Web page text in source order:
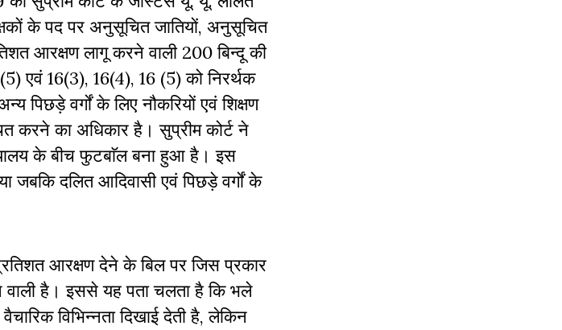
के पद पर अनुसूचित जातियों, अनुसूचित
आरक्षण लागू करने वाली200बिन्दू की
एवं 16(3), 16(4), 16 (5)को निरर्थक
पिछड़े वर्गों के लिए नौकरियों एवं शिक्षण
करने का अधिकार है। सुप्रीम कोर्ट ने
के बीच फुटबाॅल बना हुआ है। इस
जबकि दलित आदिवासी एवं पिछड़े वर्गों के
आरक्षण देने के बिल पर जिस प्रकार
वाली है। इससे यह पता चलता है कि भले
वैचारिक विभिन्नता दिखाई देती है,लेकिन